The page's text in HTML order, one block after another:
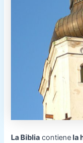
La Biblia contienela